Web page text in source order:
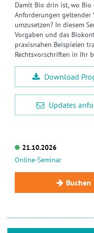
Damit Bio drin ist, wo
Anforderungen geltender
umzusetzen? In diesem
Vorgaben und das
praxisnahen Beispielen
Rechtsvorschriften in Ihr
Download
Updates
21.10.2026
Online-Seminar
Buchen